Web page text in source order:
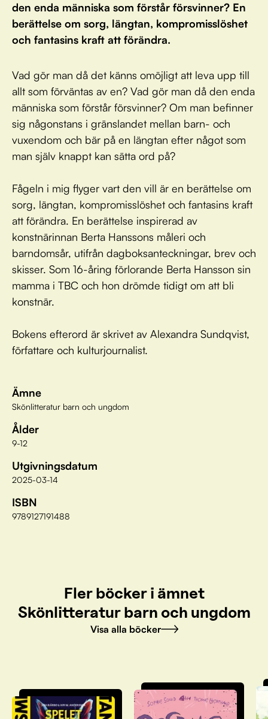
den enda människa som förstår försvinner? En
berättelse om sorg, längtan, kompromisslöshet
och fantasins kraft att förändra.
Vad gör man då det känns omöjligt att leva upp till
allt som förväntas av en? Vad gör man då den enda
människa som förstår försvinner? Om man befinner
sig någonstans i gränslandet mellan barn- och
vuxendom och bär på en längtan efter något som
man själv knappt kan sätta ord på?
Fågeln i mig flyger vart den vill är en berättelse om
sorg, längtan, kompromisslöshet och fantasins kraft
att förändra. En berättelse inspirerad av
konstnärinnan Berta Hanssons måleri och
barndomsår, utifrån dagboksanteckningar, brev och
skisser. Som 16-åring förlorande Berta Hansson sin
mamma i TBC och hon drömde tidigt om att bli
konstnär.
Bokens efterord är skrivet av Alexandra Sundqvist,
författare och kulturjournalist.
Ämne
Skönlitteratur barn och ungdom
Ålder
9-12
Utgivningsdatum
2025-03-14
ISBN
9789127191488
Fler böcker i ämnet
Skönlitteratur barn och ungdom
Visa alla böcker